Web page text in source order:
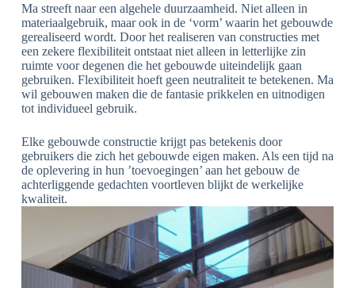
Ma streeft naar een algehele duurzaamheid. Niet alleen in
materiaalgebruik, maar ook in de ‘vorm’ waarin het gebouwde
gerealiseerd wordt. Door het realiseren van constructies met
een zekere flexibiliteit ontstaat niet alleen in letterlijke zin
ruimte voor degenen die het gebouwde uiteindelijk gaan
gebruiken. Flexibiliteit hoeft geen neutraliteit te betekenen. Ma
wil gebouwen maken die de fantasie prikkelen en uitnodigen
tot individueel gebruik.
Elke gebouwde constructie krijgt pas betekenis door
gebruikers die zich het gebouwde eigen maken. Als een tijd na
de oplevering in hun ’toevoegingen’ aan het gebouw de
achterliggende gedachten voortleven blijkt de werkelijke
kwaliteit.